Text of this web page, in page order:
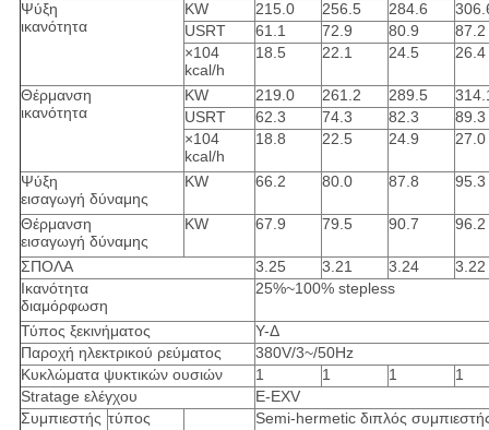
Ψύξη
ικανότητα
KW 215.0 256.5 284.6
USRT
61.1 72.9 80.9
87.2
×104
kcal/h
18.5 22.1 24.5 26.4
Θέρμανση
ικανότητα
KW 219.0 261.2 289.5
USRT
62.3 74.3 82.3
89.3
×104
kcal/h
18.8 22.5 24.9 27.0
Ψύξη
εισαγωγή δύναμης
KW 66.2 80.0 87.8 95.3
Θέρμανση
εισαγωγή δύναμης
KW 67.9 79.5 90.7 96.2
ΣΠΟΛΑ 3.25 3.21 3.24
3.22
Ικανότητα
διαμόρφωση
25%~100% stepless
Τύπος ξεκινήματος
Υ-Δ
Παροχή ηλεκτρικού ρεύματος
380V/3~/50Hz
Κυκλώματα ψυκτικών ουσιών
1 1 1
1
Stratage ελέγχου
Ε-EXV
Συμπιεστής τύπος
Semi-hermetic διπλός